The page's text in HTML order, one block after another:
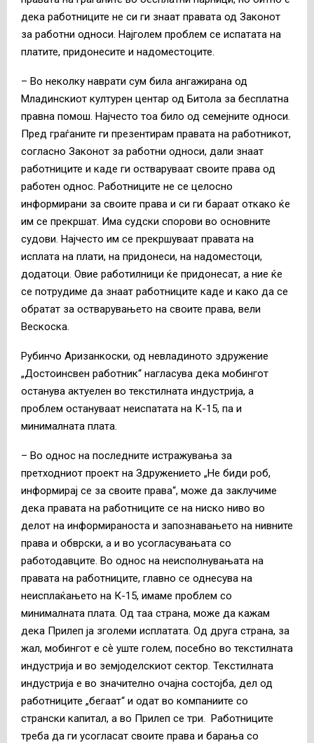
дека работниците не си ги знаат правата од Законот
за работни односи. Најголем проблем се испатата на
платите, придонесите и надоместоците.
– Во неколку наврати сум била ангажирана од
Младинскиот културен центар од Битола за бесплатна
правна помош. Најчесто тоа било од семејните односи.
Пред граѓаните ги презентирам правата на работникот,
согласно Законот за работни односи, дали знаат
работниците и каде ги остваруваат своите права од
работен однос. Работниците не се целосно
информирани за своите права и си ги бараат откако ќе
им се прекршат. Има судски спорови во основните
судови. Најчесто им се прекршуваат правата на
исплата на плати, на придонеси, на надоместоци,
додатоци. Овие работилници ќе придонесат, а ние ќе
се потрудиме да знаат работниците каде и како да се
обратат за остварувањето на своите права, вели
Вескоска.
Рубинчо Аризанкоски, од невладиното здружение
„Достоинсвен работник“ нагласува дека мобингот
останува актуелен во текстилната индустрија, а
проблем остануваат неиспатата на К-15, па и
минималната плата.
– Во однос на последните истражувања за
претходниот проект на Здружението „Не биди роб,
информирај се за своите права“, може да заклучиме
дека правата на работниците се на ниско ниво во
делот на информираноста и запознавањето на нивните
права и обврски, а и во усогласувањата со
работодавците. Во однос на неисполнувањата на
правата на работниците, главно се однесува на
неисплаќањето на К-15, имаме проблем со
минималната плата. Од таа страна, може да кажам
дека Прилеп ја зголеми исплатата. Од друга страна, за
жал, мобингот е сѐ уште голем, посебно во текстилната
индустрија и во земјоделскиот сектор. Текстилната
индустрија е во значително очајна состојба, дел од
работниците „бегаат“ и одат во компаниите со
странски капитал, а во Прилеп се три. Работниците
треба да ги усогласат своите права и барања со